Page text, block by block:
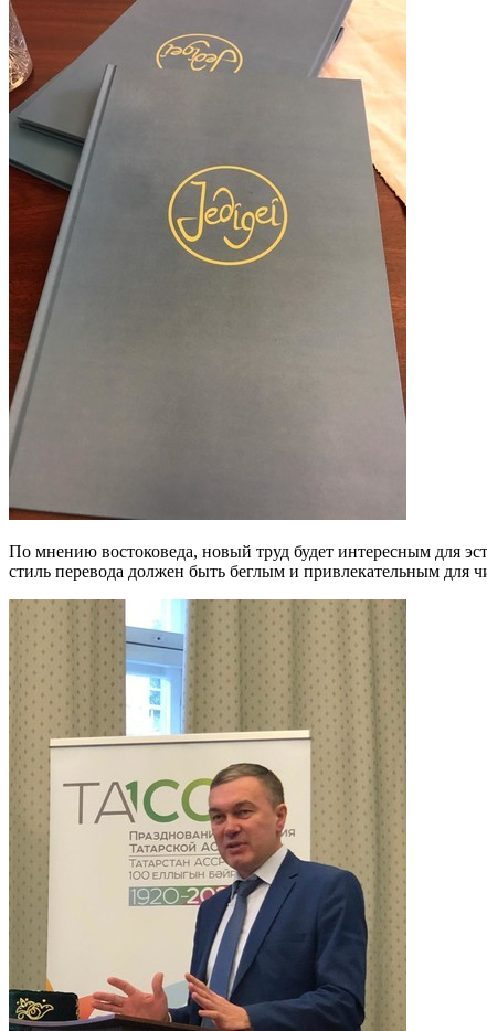
По мнению востоковеда, новый труд будет интересным для
стиль перевода должен быть беглым и привлекательным для